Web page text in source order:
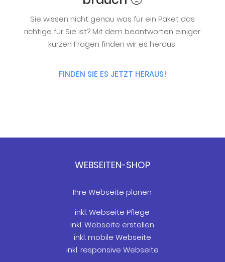
Sie wissen nicht genau was für ein Paket das
richtige für Sie ist? Mit dem beantworten einiger
kurzen Fragen finden wir es heraus.
FINDEN SIE ES JETZT HERAUS!
WEBSEITEN-SHOP
Ihre Webseite planen
inkl. Webseite Pflege
inkl. Webseite erstellen
inkl. mobile Webseite
inkl. responsive Webseite